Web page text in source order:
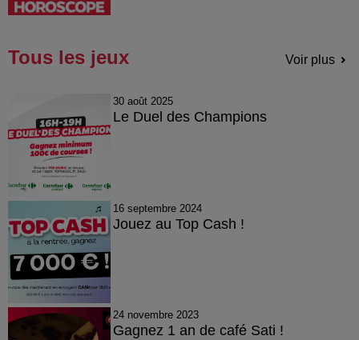
Tous les jeux Voir plus
30 août 2025
Le Duel des Champions
16 septembre 2024
Jouez au Top Cash !
24 novembre 2023
Gagnez 1 an de café Sati !